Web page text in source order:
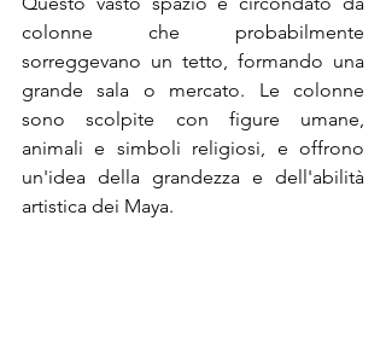
colonne che probabilmente
sorreggevano un tetto, formando una
grande sala o mercato. Le colonne
sono scolpite con figure umane,
animali e simboli religiosi, e offrono
un'idea della grandezza e dell'abilità
artistica dei Maya.